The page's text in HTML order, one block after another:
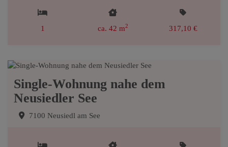
1 ca. 42 m2 317,10 €
Single-Wohnung nahe dem
Neusiedler See
7100 Neusiedl am See